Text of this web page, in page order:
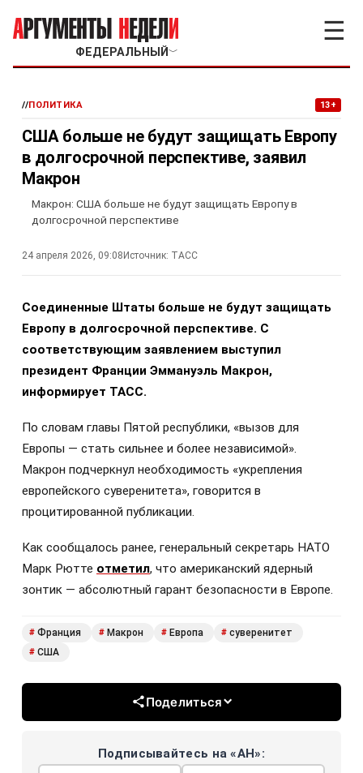
ФЕДЕРАЛЬНЫЙ ﹀
☰
//ПОЛИТИКА 13+
США больше не будут защищать Европу
в долгосрочной перспективе, заявил
Макрон
Макрон: США больше не будут защищать Европу в
долгосрочной перспективе
24 апреля 2026, 09:08 Источник: ТАСС
Соединенные Штаты больше не будут защищать
Европу в долгосрочной перспективе. С
соответствующим заявлением выступил
президент Франции Эммануэль Макрон,
информирует ТАСС.
По словам главы Пятой республики, «вызов для
Европы — стать сильнее и более независимой».
Макрон подчеркнул необходимость «укрепления
европейского суверенитета», говорится в
процитированной публикации.
Как сообщалось ранее, генеральный секретарь НАТО
Марк Рютте отметил, что американский ядерный
зонтик — абсолютный гарант безопасности в Европе.
# Франция # Макрон # Европа # суверенитет
# США
Поделиться
Подписывайтесь на «АН»: